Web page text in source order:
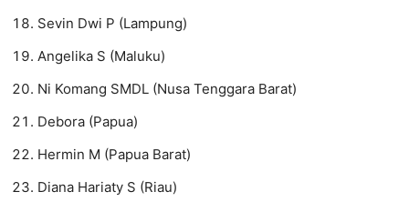
Sevin Dwi P (Lampung)
Angelika S (Maluku)
Ni Komang SMDL (Nusa Tenggara Barat)
Debora (Papua)
Hermin M (Papua Barat)
Diana Hariaty S (Riau)